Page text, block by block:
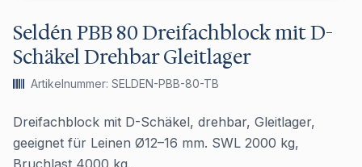
Seldén PBB 80 Dreifachblock mit D-
Schäkel Drehbar Gleitlager
Artikelnummer: SELDEN-PBB-80-TB
Dreifachblock mit D-Schäkel, drehbar, Gleitlager,
geeignet für Leinen Ø12–16 mm. SWL 2000 kg,
Bruchlast 4000 kg.